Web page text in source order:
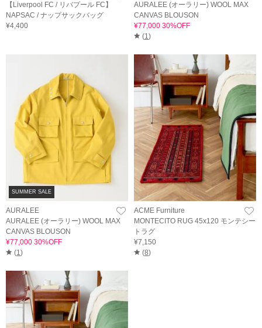
【Liverpool FC / リバプール FC】
NAPSAC / ナップサックバッグ
¥4,400
AURALEE (オーラリー) WOOL MAX
CANVAS BLOUSON
¥77,000 30%OFF
(1)
SUMMER SALE
AURALEE
AURALEE (オーラリー) WOOL MAX
CANVAS BLOUSON
¥77,000 30%OFF
(1 )
ACME Furniture
MONTECITO RUG 45x120 モンテシー
トラグ
¥7,150
(8)